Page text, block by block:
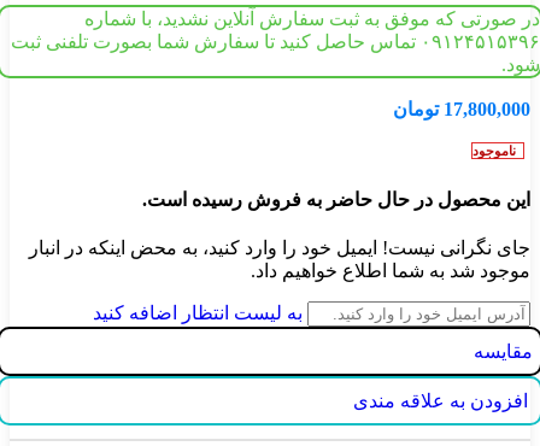
در صورتی که موفق به ثبت سفارش آنلاین نشدید، با شماره
۰۹۱۲۴۵۱۵۳۹۶ تماس حاصل کنید تا سفارش شما بصورت تلفنی ثبت
شود.
17,800,000 تومان
ناموجود
این محصول در حال حاضر به فروش رسیده است.
جای نگرانی نیست! ایمیل خود را وارد کنید، به محض اینکه در انبار
موجود شد به شما اطلاع خواهیم داد.
به لیست انتظار اضافه کنید
مقایسه
افزودن به علاقه مندی